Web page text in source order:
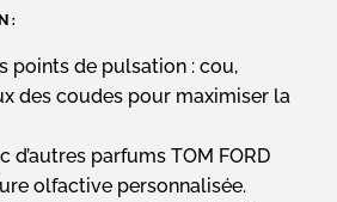
:
points de pulsation : cou,
des coudes pour maximiser la
d’autres parfums TOM FORD
olfactive personnalisée.